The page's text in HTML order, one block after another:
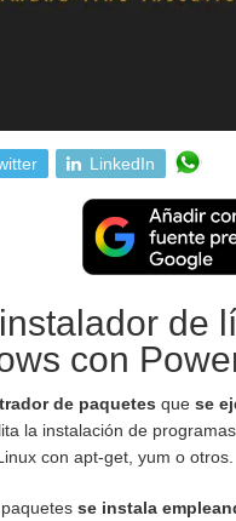
LinkedIn
de
con
de paquetes que se
la instalación de
con apt-get, yum o otros.
se instala